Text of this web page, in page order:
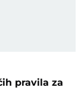
pravila za